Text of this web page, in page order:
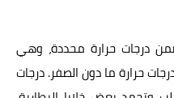
درجات حرارة محددة، وهي
حرارة ما دون الصفر. درجات